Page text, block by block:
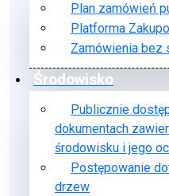
Plan zamówień
Platforma
Zamówienia bez
Środowisko
Publicznie
dokumentach
środowisku i jego
Postępowanie
drzew